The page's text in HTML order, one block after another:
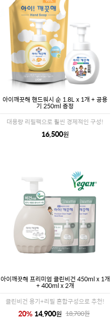
아이깨끗해 핸드워시 순 1.8L x 1개 + 공용
기 250ml 증정
대용량 리필팩으로 훨씬 경제적인 구성!
16,500원
아이깨끗해 프리미엄 클린비건 450ml x 1개
+ 400ml x 2개
클린비건 용기+리필 혼합구성으로 추천!
20% 14,900원 18,700원